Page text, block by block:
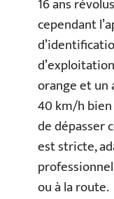
cependant
orange et
40 km/h bien
de dépasser
est stricte,
ou à la route.